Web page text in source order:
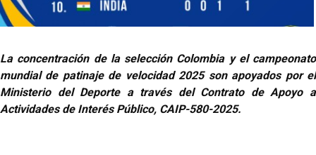
La concentración de la selección Colombia y el campeonato
mundial de patinaje de velocidad 2025 son apoyados por el
Ministerio del Deporte a través del Contrato de Apoyo a
Actividades de Interés Público, CAIP-580-2025.